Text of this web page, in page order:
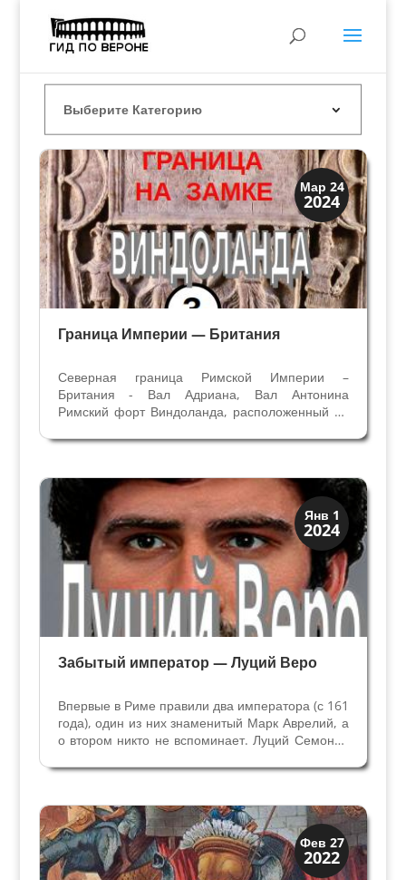
Мар 24
2024
Древний Рим
История
Граница Империи — Британия
Северная граница Римской Империи –
Британия - Вал Адриана, Вал Антонина
Римский форт Виндоланда, расположенный на
сохранившийся военный лагерь вдоль Стены,
н.э. Протяженностью 117 км...
Янв 1
2024
Древний Рим
История
Забытый император — Луций Веро
Впервые в Риме правили два императора (с 161
года), один из них знаменитый Марк Аврелий, а
о втором никто не вспоминает. Луций Семоний
из персонажей, который случайно попал в
империи,...
Фев 27
2022
Древний Рим
История